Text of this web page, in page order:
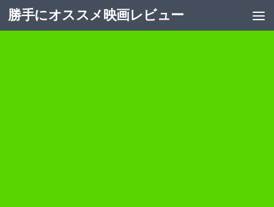
コンテンツへスキップ
勝手にオススメ映画レビュー